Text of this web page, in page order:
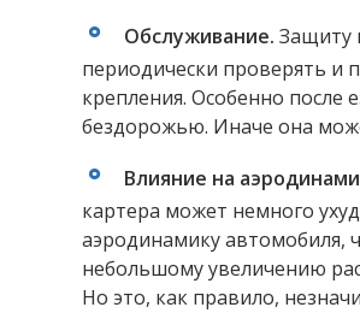
Обслуживание. Защиту
периодически проверять и
крепления. Особенно после
бездорожью. Иначе она
Влияние на
картера может немного
аэродинамику автомобиля,
небольшому увеличению
Но это, как правило,